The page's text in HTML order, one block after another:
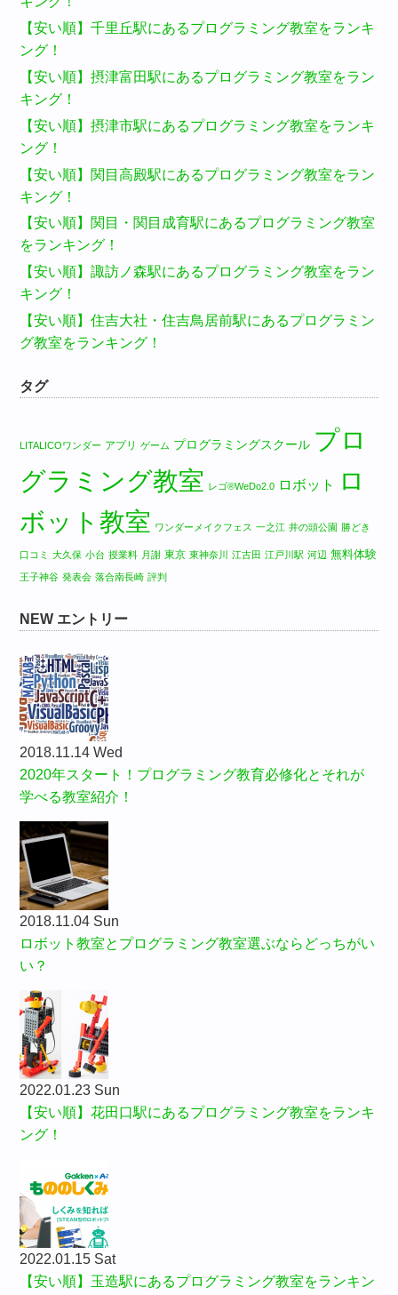
【安い順】千里丘駅にあるプログラミング教室をランキ
ング！
【安い順】摂津富田駅にあるプログラミング教室をラン
キング！
【安い順】摂津市駅にあるプログラミング教室をランキ
ング！
【安い順】関目高殿駅にあるプログラミング教室をラン
キング！
【安い順】関目・関目成育駅にあるプログラミング教室
をランキング！
【安い順】諏訪ノ森駅にあるプログラミング教室をラン
キング！
【安い順】住吉大社・住吉鳥居前駅にあるプログラミン
グ教室をランキング！
タグ
LITALICOワンダー アプリ ゲーム プログラミングスクール プロ
グラミング教室 レゴ®WeDo2.0 ロボット
ロ
ボット教室 ワンダーメイクフェス 一之江 井の頭公園 勝どき
口コミ 大久保 小台 授業料 月謝 東京 東神奈川 江古田 江戸川駅 河辺 無料体験
王子神谷 発表会 落合南長崎 評判
NEW エントリー
2018.11.14 Wed
2020年スタート！プログラミング教育必修化とそれが
学べる教室紹介！
2018.11.04 Sun
ロボット教室とプログラミング教室選ぶならどっちがい
い？
2022.01.23 Sun
【安い順】花田口駅にあるプログラミング教室をランキ
ング！
2022.01.15 Sat
【安い順】玉造駅にあるプログラミング教室をランキン